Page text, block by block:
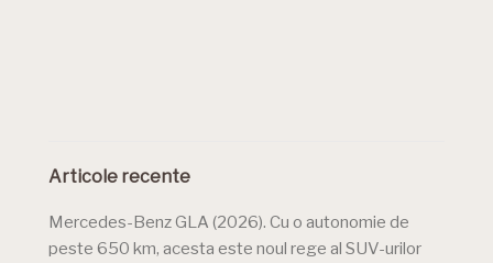
Articole recente
Mercedes-Benz GLA (2026). Cu o autonomie de
peste 650 km, acesta este noul rege al SUV-urilor